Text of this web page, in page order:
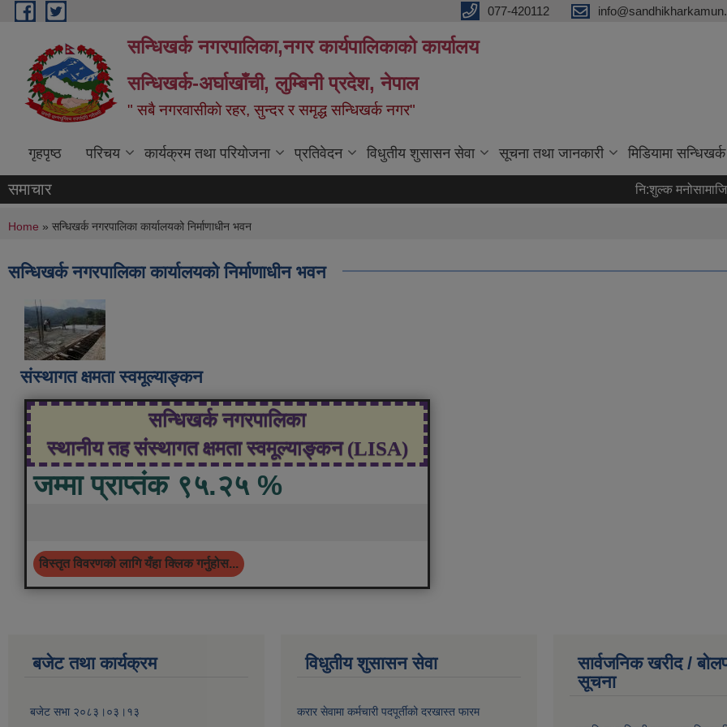
Skip to main content 077-420112
सन्धिखर्क नगरपालिका,नगर कार्यपालिकाको कार्यालय
सन्धिखर्क-अर्घाखाँची, लुम्बिनी प्रदेश, नेपाल
" सबै नगरवासीकाे रहर, सुन्दर र समृद्ध सन्धिखर्क नगर"
गृहपृष्ठ परिचय कार्यक्रम तथा परियोजना प्रतिवेदन विधुतीय शुसासन सेवा सूचना तथा जानकारी मिडियामा सन्धिखर्क
समाचार नि:शुल्क मनोसामाजिक
You are here
Home » सन्धिखर्क नगरपालिका कार्यालयको निर्माणाधीन भवन
सन्धिखर्क नगरपालिका कार्यालयको निर्माणाधीन भवन
संस्थागत क्षमता स्वमूल्याङ्कन
सन्धिखर्क नगरपालिका
स्थानीय तह संस्थागत क्षमता स्वमूल्याङ्कन (LISA)
जम्मा प्राप्तंक ९५.२५ %
विस्तृत विवरणको लागि यँहा क्लिक गर्नुहोस...
बजेट तथा कार्यक्रम
बजेट सभा २०८३।०३।१३
विधुतीय शुसासन सेवा
करार सेवामा कर्मचारी पदपूर्तीको दरखास्त फारम
सार्वजनिक खरीद /
सूचना